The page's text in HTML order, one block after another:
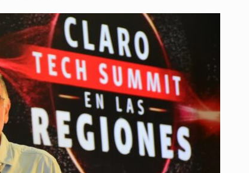
IMPULSA
LA
INCLUSIÓN
DIGITAL
DESDE
EL
‘CLARO
SUMMIT
2025’
CON
PROGRAMAS
COMO